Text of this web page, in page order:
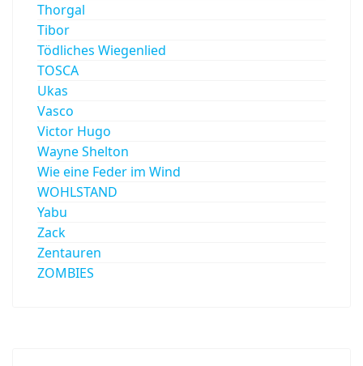
Thorgal
Tibor
Tödliches Wiegenlied
TOSCA
Ukas
Vasco
Victor Hugo
Wayne Shelton
Wie eine Feder im Wind
WOHLSTAND
Yabu
Zack
Zentauren
ZOMBIES